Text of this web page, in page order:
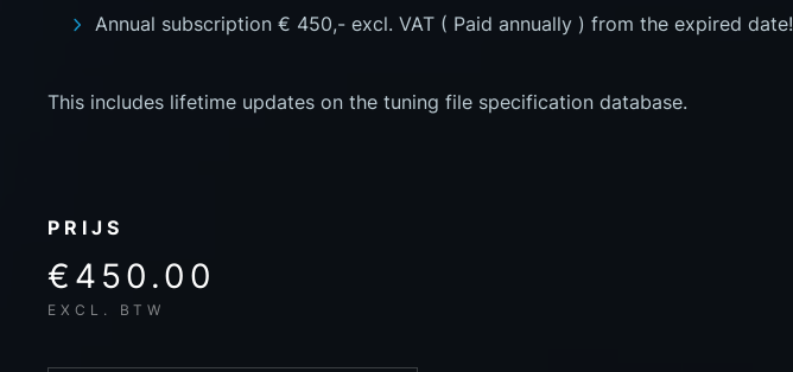
Annual subscription € 450,- excl. VAT ( Paid annually ) from the expired date!
This includes lifetime updates on the tuning file specification database.
PRIJS
€450.00
EXCL. BTW